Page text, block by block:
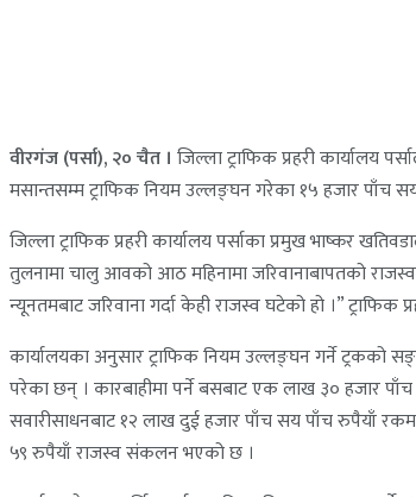
वीरगंज (पर्सा), २० चैत । जिल्ला ट्राफिक प्रहरी कार्यालय
मसान्तसम्म ट्राफिक नियम उल्लङ्घन गरेका १५ हजार पाँच
जिल्ला ट्राफिक प्रहरी कार्यालय पर्साका प्रमुख भाष्कर
तुलनामा चालु आवको आठ महिनामा जरिवानाबापतको
न्यूनतमबाट जरिवाना गर्दा केही राजस्व घटेको हो ।”
कार्यालयका अनुसार ट्राफिक नियम उल्लङ्घन गर्ने ट्रकको
परेका छन् । कारबाहीमा पर्ने बसबाट एक लाख ३० हजार
सवारीसाधनबाट १२ लाख दुई हजार पाँच सय पाँच रुपैयाँ
५९ रुपैयाँ राजस्व संकलन भएको छ ।